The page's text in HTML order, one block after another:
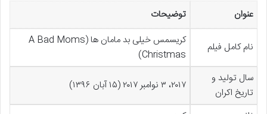
عنوان توضیحات
نام کامل فیلم
کریسمس خیلی بد مامان ها (A Bad Moms
Christmas)
سال تولید و
تاریخ اکران
۲۰۱۷، ۳ نوامبر ۲۰۱۷ (۱۵ آبان ۱۳۹۶)